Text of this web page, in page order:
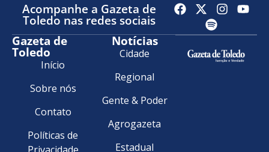
Acompanhe a Gazeta de
Toledo nas redes sociais
Gazeta de
Toledo
Início
Sobre nós
Contato
Políticas de
Notícias
Cidade
Regional
Gente & Poder
Agrogazeta
Estadual